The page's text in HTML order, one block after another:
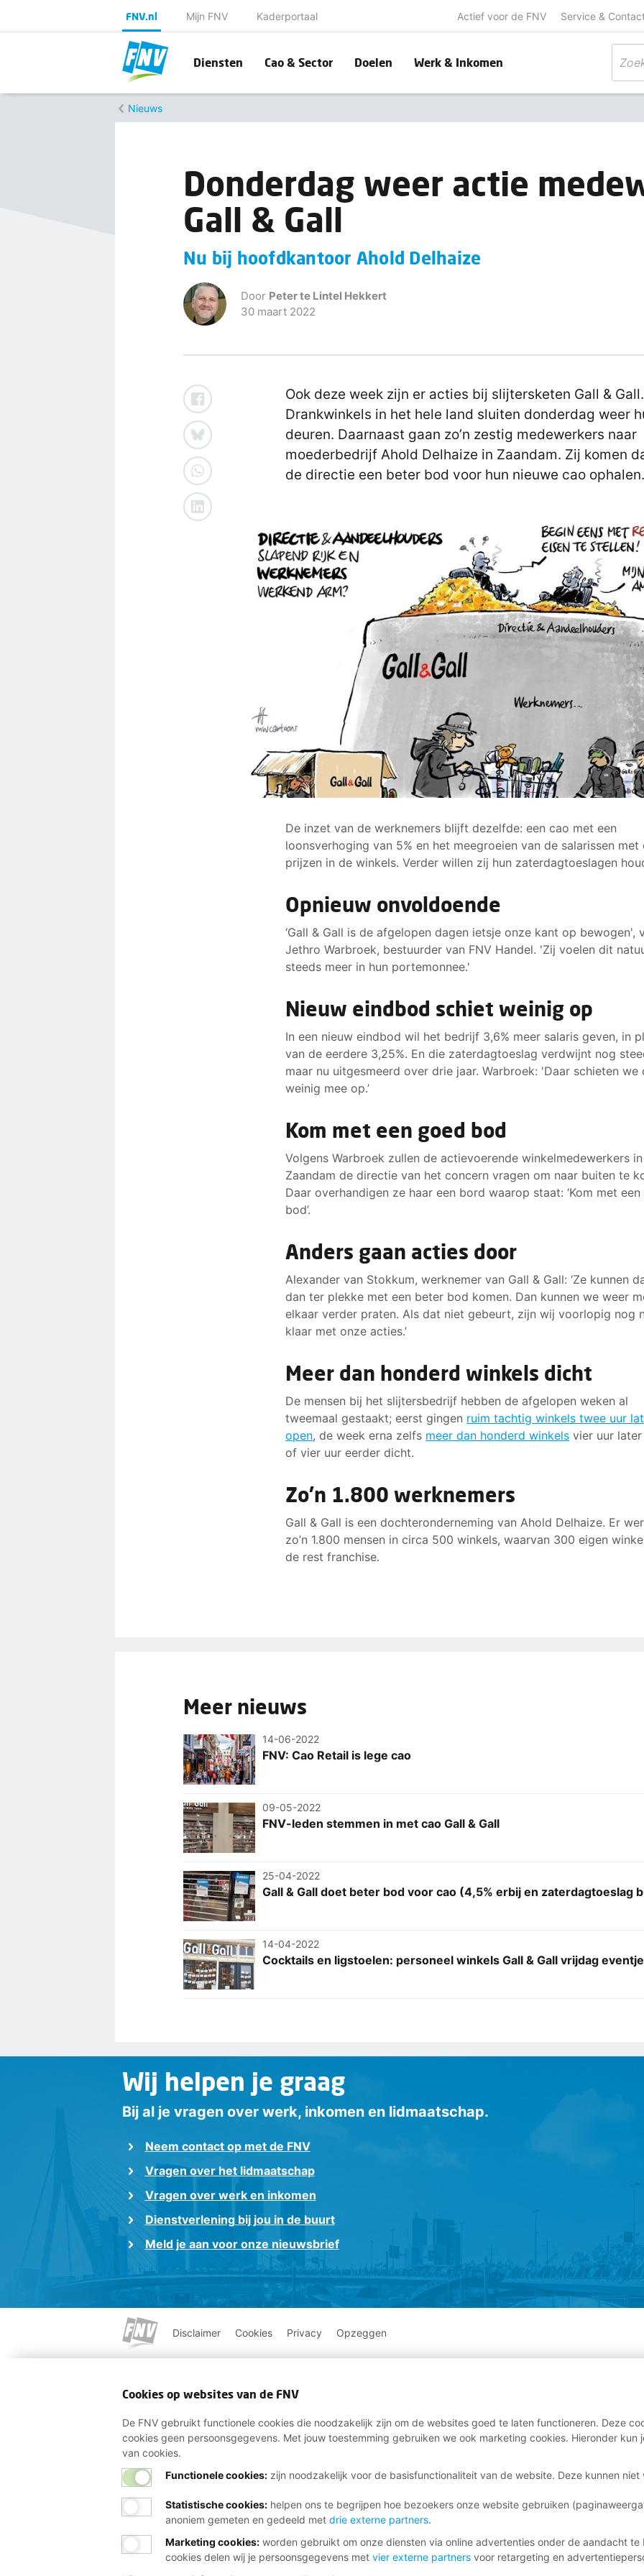
FNV.nl Mijn FNV Kaderportaal Actief voor de FNV Service &
Diensten Cao & Sector Doelen Werk & Inkomen
Nieuws
Donderdag weer actie
Gall & Gall
Nu bij hoofdkantoor Ahold Delhaize
Door Peter te Lintel Hekkert
30 maart 2022
Ook deze week zijn er acties bij slijtersketen Gall & Gall.
Drankwinkels in het hele land sluiten donderdag weer
deuren. Daarnaast gaan zo’n zestig medewerkers naar
moederbedrijf Ahold Delhaize in Zaandam. Zij komen
de directie een beter bod voor hun nieuwe cao
De inzet van de werknemers blijft dezelfde: een cao met een
loonsverhoging van 5% en het meegroeien van de salarissen met
prijzen in de winkels. Verder willen zij hun zaterdagtoeslagen
Opnieuw onvoldoende
‘Gall & Gall is de afgelopen dagen ietsje onze kant op bewogen',
Jethro Warbroek, bestuurder van FNV Handel. 'Zij voelen dit
steeds meer in hun portemonnee.'
Nieuw eindbod schiet weinig op
In een nieuw eindbod wil het bedrijf 3,6% meer salaris geven, in
van de eerdere 3,25%. En die zaterdagtoeslag verdwijnt nog
maar nu uitgesmeerd over drie jaar. Warbroek: 'Daar schieten we
weinig mee op.’
Kom met een goed bod
Volgens Warbroek zullen de actievoerende winkelmedewerkers in
Zaandam de directie van het concern vragen om naar buiten te
Daar overhandigen ze haar een bord waarop staat: ‘Kom met
bod’.
Anders gaan acties door
Alexander van Stokkum, werknemer van Gall & Gall: ‘Ze kunnen
dan ter plekke met een beter bod komen. Dan kunnen we weer
elkaar verder praten. Als dat niet gebeurt, zijn wij voorlopig nog
klaar met onze acties.’
Meer dan honderd winkels dicht
De mensen bij het slijtersbedrijf hebben de afgelopen weken al
tweemaal gestaakt; eerst gingen ruim tachtig winkels twee uur
open, de week erna zelfs meer dan honderd winkels vier uur
of vier uur eerder dicht.
Zo’n 1.800 werknemers
Gall & Gall is een dochteronderneming van Ahold Delhaize. Er
zo’n 1.800 mensen in circa 500 winkels, waarvan 300 eigen
de rest franchise.
Meer nieuws
14-06-2022
FNV: Cao Retail is lege cao
09-05-2022
FNV-leden stemmen in met cao Gall & Gall
25-04-2022
Gall & Gall doet beter bod voor cao (4,5% erbij en zaterdagtoeslag
14-04-2022
Cocktails en ligstoelen: personeel winkels Gall & Gall vrijdag
Wij helpen je graag
Bij al je vragen over werk, inkomen en lidmaatschap.
Neem contact op met de FNV
Vragen over het lidmaatschap
Vragen over werk en inkomen
Dienstverlening bij jou in de buurt
Meld je aan voor onze nieuwsbrief
Disclaimer Cookies Privacy Opzeggen
Cookies op websites van de FNV
De FNV gebruikt functionele cookies die noodzakelijk zijn om de websites goed te laten functioneren. Deze
cookies geen persoonsgegevens. Met jouw toestemming gebruiken we ook marketing cookies. Hieronder
van cookies.
Functionele cookies:zijn noodzakelijk voor de basisfunctionaliteit van de website. Deze kunnen niet
Statistische cookies: helpen ons te begrijpen hoe bezoekers onze website gebruiken
anoniem gemeten en gedeeld met drie externe partners.
Marketing cookies: worden gebruikt om onze diensten via online advertenties onder de aandacht
cookies delen wij je persoonsgegevens met vier externe partnersvoor retargeting en